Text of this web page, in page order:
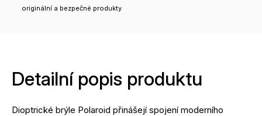
originální a bezpečné produkty
Detailní popis produktu
Dioptrické brýle Polaroid přinášejí spojení moderního